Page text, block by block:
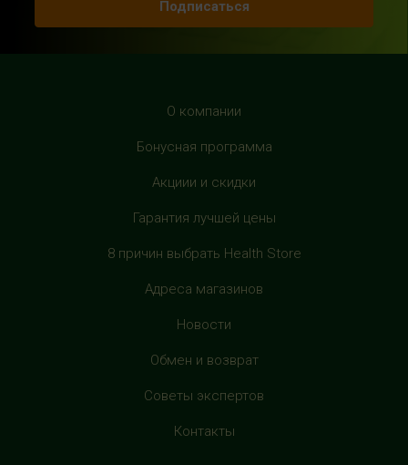
Подписаться
О компании
Бонусная программа
Акциии и скидки
Гарантия лучшей цены
8 причин выбрать Health Store
Адреса магазинов
Новости
Обмен и возврат
Советы экспертов
Контакты